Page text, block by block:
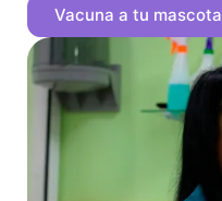
Vacuna a tu mascota